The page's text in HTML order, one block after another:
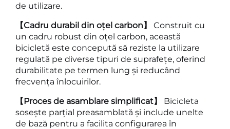
de utilizare.
【Cadru durabil din oțel carbon】 Construit cu
un cadru robust din oțel carbon, această
bicicletă este concepută să reziste la utilizare
regulată pe diverse tipuri de suprafețe, oferind
durabilitate pe termen lung și reducând
frecvența înlocuirilor.
【Proces de asamblare simplificat】 Bicicleta
sosește parțial preasamblată și include unelte
de bază pentru a facilita configurarea în